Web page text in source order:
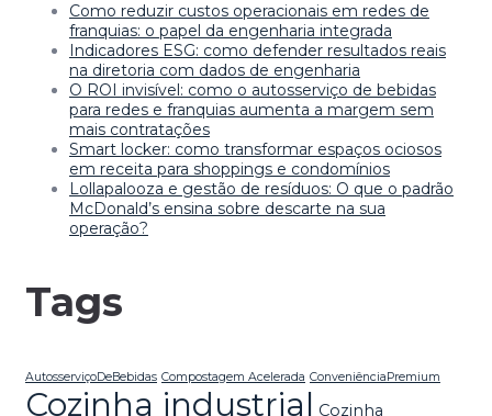
Como reduzir custos operacionais em redes de
franquias: o papel da engenharia integrada
Indicadores ESG: como defender resultados reais
na diretoria com dados de engenharia
O ROI invisível: como o autosserviço de bebidas
para redes e franquias aumenta a margem sem
mais contratações
Smart locker: como transformar espaços ociosos
em receita para shoppings e condomínios
Lollapalooza e gestão de resíduos: O que o padrão
McDonald’s ensina sobre descarte na sua
operação?
Tags
AutosserviçoDeBebidas Compostagem Acelerada ConveniênciaPremium
Cozinha industrial Cozinha